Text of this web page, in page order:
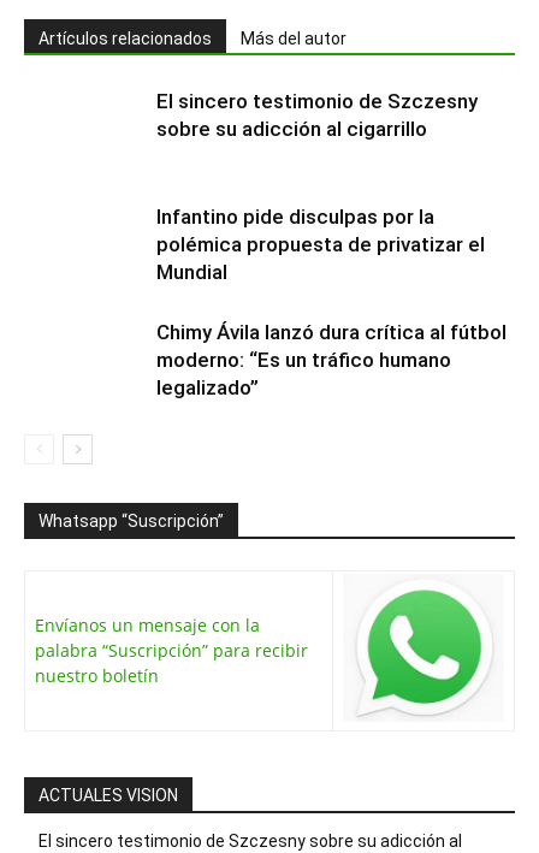
Artículos relacionados Más del autor
El sincero testimonio de Szczesny
sobre su adicción al cigarrillo
Infantino pide disculpas por la
polémica propuesta de privatizar el
Mundial
Chimy Ávila lanzó dura crítica al fútbol
moderno: “Es un tráfico humano
legalizado”
Whatsapp “Suscripción”
Envíanos un mensaje con la
palabra “Suscripción” para recibir
nuestro boletín
ACTUALES VISION
El sincero testimonio de Szczesny sobre su adicción al